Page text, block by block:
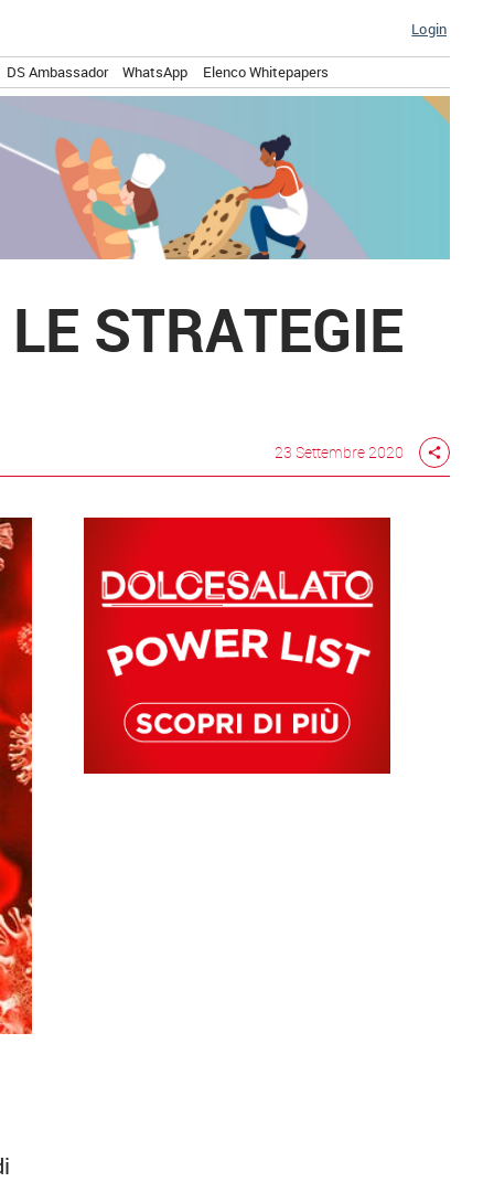
Login
DS Ambassador WhatsApp Elenco Whitepapers
STRATEGIE
23 Settembre 2020 share